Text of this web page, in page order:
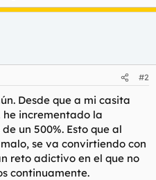
#2
Desde que a mi casita
he incrementado la
un 500%. Esto que al
se va convirtiendo con
reto adictivo en el que no
continuamente.